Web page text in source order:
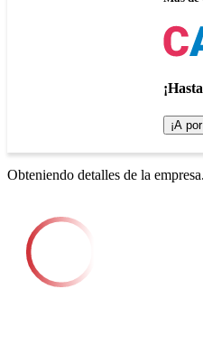
¡A
Obteniendo detalles de la